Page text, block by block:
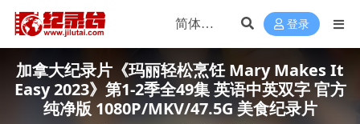
登录
加拿大纪录片《玛丽轻松烹饪 Mary Makes It
Easy 2023》第1-2季全49集 英语中英双字 官方
纯净版 1080P/MKV/47.5G 美食纪录片